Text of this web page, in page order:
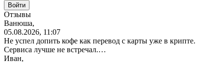
Отзывы
Ванюша,
05.08.2026, 11:07
Не успел допить кофе как перевод с карты уже в крипте.
Сервиса лучше не встречал.…
Иван,